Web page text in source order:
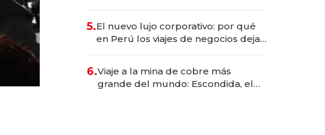
5.El nuevo lujo corporativo: por qué
en Perú los viajes de negocios dejan
6.Viaje a la mina de cobre más
grande del mundo: Escondida, el